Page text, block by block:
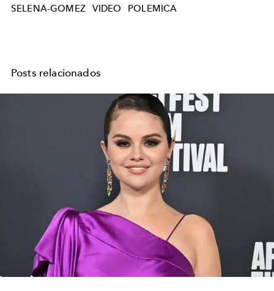
SELENA-GOMEZ VIDEO POLEMICA
Posts relacionados